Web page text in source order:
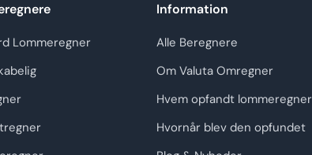
Lommeregner
Information
Alle Beregnere
Om Valuta Omregner
Hvem opfandt lommeregner
Hvornår blev den opfundet